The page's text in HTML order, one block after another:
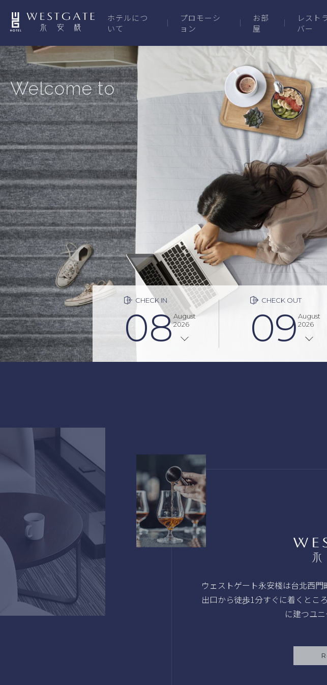
ホテルにつ
いて
プロモーシ
ョン
お部
屋
レスト
バー
Welcome to
XIMENDING,
TAIPEI CITY
Fashion x History
CHECK IN
08August
2026
CHECK OUT
09 August
2026
ウェストゲート永安棧は台北西
出口から徒歩1分すぐに着くとこ
に建つユ